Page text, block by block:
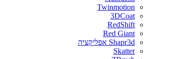
Twinmotion
3DCoat
RedShift
Red Giant
Shapr3d אפליקציה
Skatter